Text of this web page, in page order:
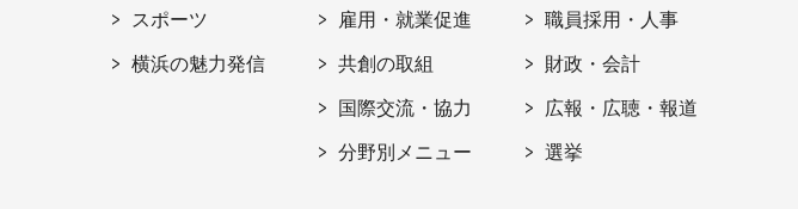
スポーツ
横浜の魅力発信
雇用・就業促進
共創の取組
国際交流・協力
分野別メニュー
職員採用・人事
財政・会計
広報・広聴・報道
選挙